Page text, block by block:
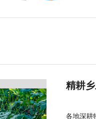
精耕
各地深耕